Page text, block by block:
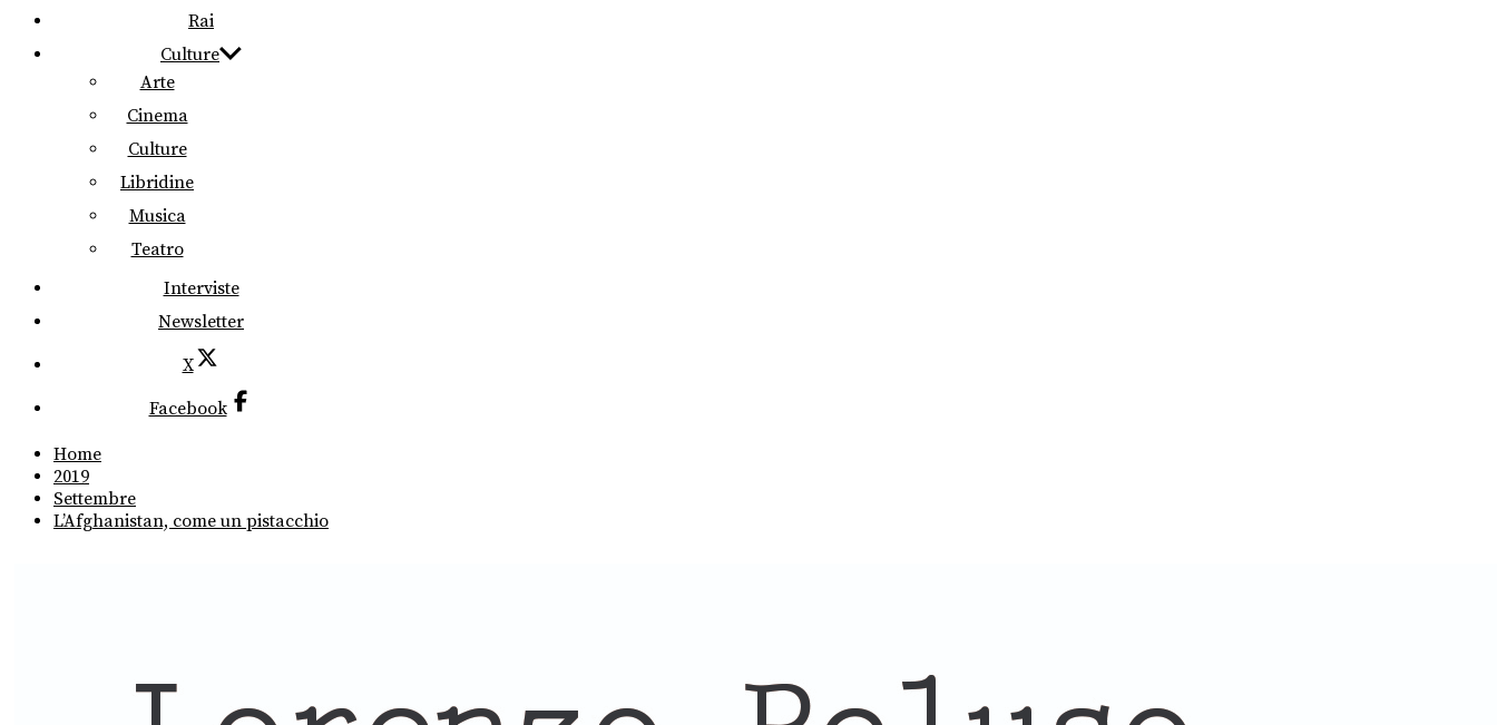
Rai
Culture
Arte
Cinema
Culture
Libridine
Musica
Teatro
Interviste
Newsletter
X
Facebook
Home
2019
Settembre
L’Afghanistan, come un pistacchio